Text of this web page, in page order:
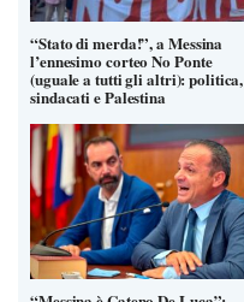
“Stato di merda!”, a Messina
l’ennesimo corteo No Ponte
(uguale a tutti gli altri): politica,
sindacati e Palestina